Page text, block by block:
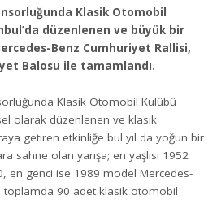
Klasik Otomobil
düzenlenen ve büyük bir
Benz Cumhuriyet Rallisi,
Balosu ile tamamlandı.
Klasik Otomobil Kulübü
olarak düzenlenen ve klasik
getiren etkinliğe bul yıl da yoğun bir
sahne olan yarışa; en yaşlısı 1952
en genci ise 1989 model Mercedes-
toplamda 90 adet klasik otomobil